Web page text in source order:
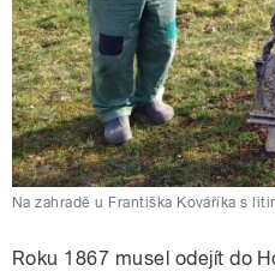
Na zahradě u Františka Kováříka s
Roku 1867 musel odejít do